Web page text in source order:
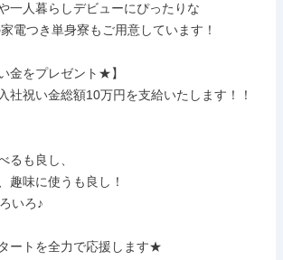
一人暮らしデビューにぴったりな
電つき単身寮もご用意しています！
金をプレゼント★】
社祝い金総額10万円を支給いたします！！
るも良し、
趣味に使うも良し！
いろ♪
ートを全力で応援します★